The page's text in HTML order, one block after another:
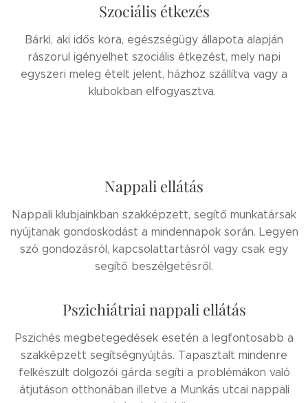
Szociális étkezés
Bárki, aki idős kora, egészségügy állapota alapján
rászorul igényelhet szociális étkezést, mely napi
egyszeri meleg ételt jelent, házhoz szállítva vagy a
klubokban elfogyasztva.
Nappali ellátás
Nappali klubjainkban szakképzett, segítő munkatársak
nyújtanak gondoskodást a mindennapok során. Legyen
szó gondozásról, kapcsolattartásról vagy csak egy
segítő beszélgetésről.
Pszichiátriai nappali ellátás
Pszichés megbetegedések esetén a legfontosabb a
szakképzett segítségnyújtás. Tapasztalt mindenre
felkészült dolgozói gárda segíti a problémákon való
átjutáson otthonában illetve a Munkás utcai nappali